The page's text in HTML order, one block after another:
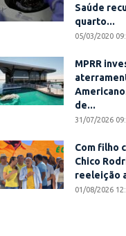
Saúde
quarto...
05/03/2020
MPRR
de...
31/07/2026
Com filho
Chico
reeleição
01/08/2026